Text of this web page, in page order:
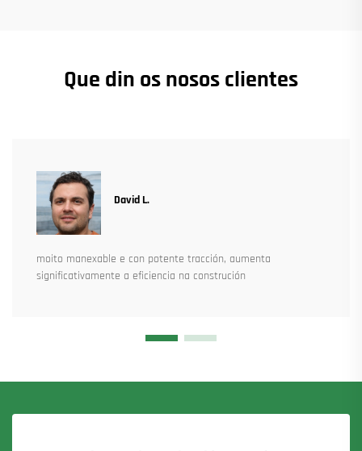
Que din os nosos clientes
David L.
moito manexable e con potente tracción, aumenta
significativamente a eficiencia na construción